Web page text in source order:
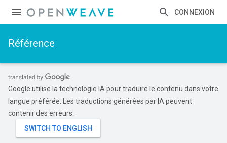
CONNEXION
Référence
Google utilise la technologie IA pour traduire le contenu dans votre
langue préférée. Les traductions générées par IA peuvent
contenir des erreurs.